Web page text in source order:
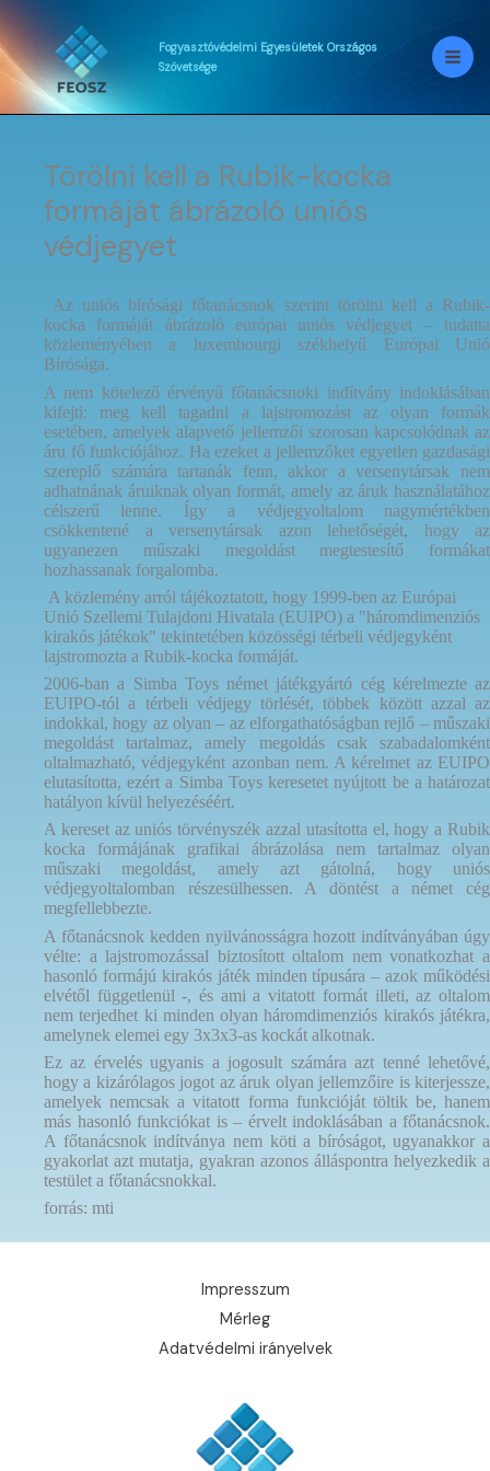
Skip
to
content
Fogyasztóvédelmi Egyesületek Országos
Szövetsége
Törölni kell a Rubik-kocka
formáját ábrázoló uniós
védjegyet
Az uniós bírósági főtanácsnok szerint törölni kell a Rubik-
kocka formáját ábrázoló európai uniós védjegyet – tudatta
közleményében a luxembourgi székhelyű Európai Unió
Bírósága.
A nem kötelező érvényű főtanácsnoki indítvány indoklásában
kifejti: meg kell tagadni a lajstromozást az olyan formák
esetében, amelyek alapvető jellemzői szorosan kapcsolódnak az
áru fő funkciójához. Ha ezeket a jellemzőket egyetlen gazdasági
szereplő számára tartanák fenn, akkor a versenytársak nem
adhatnának áruiknak olyan formát, amely az áruk használatához
célszerű lenne. Így a védjegyoltalom nagymértékben
csökkentené a versenytársak azon lehetőségét, hogy az
ugyanezen műszaki megoldást megtestesítő formákat
hozhassanak forgalomba.
A közlemény arról tájékoztatott, hogy 1999-ben az Európai
Unió Szellemi Tulajdoni Hivatala (EUIPO) a "háromdimenziós
kirakós játékok" tekintetében közösségi térbeli védjegyként
lajstromozta a Rubik-kocka formáját.
2006-ban a Simba Toys német játékgyártó cég kérelmezte az
EUIPO-tól a térbeli védjegy törlését, többek között azzal az
indokkal, hogy az olyan – az elforgathatóságban rejlő – műszaki
megoldást tartalmaz, amely megoldás csak szabadalomként
oltalmazható, védjegyként azonban nem. A kérelmet az EUIPO
elutasította, ezért a Simba Toys keresetet nyújtott be a határozat
hatályon kívül helyezéséért.
A kereset az uniós törvényszék azzal utasította el, hogy a Rubik
kocka formájának grafikai ábrázolása nem tartalmaz olyan
műszaki megoldást, amely azt gátolná, hogy uniós
védjegyoltalomban részesülhessen. A döntést a német cég
megfellebbezte.
A főtanácsnok kedden nyilvánosságra hozott indítványában úgy
vélte: a lajstromozással biztosított oltalom nem vonatkozhat a
hasonló formájú kirakós játék minden típusára – azok működési
elvétől függetlenül -, és ami a vitatott formát illeti, az oltalom
nem terjedhet ki minden olyan háromdimenziós kirakós játékra,
amelynek elemei egy 3x3x3-as kockát alkotnak.
Ez az érvelés ugyanis a jogosult számára azt tenné lehetővé,
hogy a kizárólagos jogot az áruk olyan jellemzőire is kiterjessze,
amelyek nemcsak a vitatott forma funkcióját töltik be, hanem
más hasonló funkciókat is – érvelt indoklásában a főtanácsnok.
A főtanácsnok indítványa nem köti a bíróságot, ugyanakkor a
gyakorlat azt mutatja, gyakran azonos álláspontra helyezkedik a
testület a főtanácsnokkal.
forrás: mti
Impresszum
Mérleg
Adatvédelmi irányelvek